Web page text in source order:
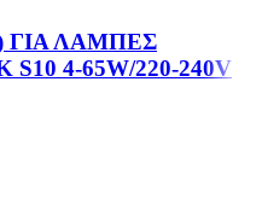
ΓΙΑ ΛΑΜΠΕΣ
4-65W/220-240V